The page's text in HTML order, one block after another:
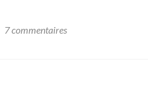
7 commentaires